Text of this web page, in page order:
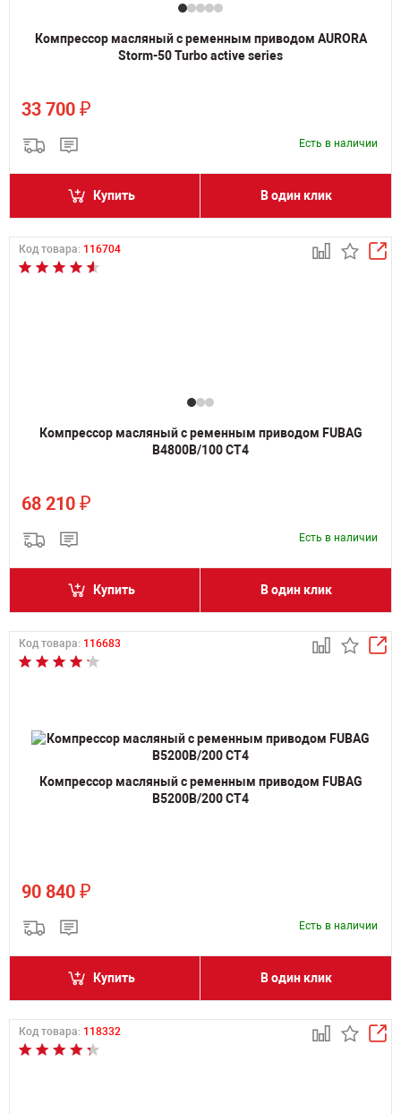
Компрессор масляный с ременным приводом AURORA
Storm-50 Turbo active series
33 700 ₽
Есть в наличии
Купить В один клик
Код товара: 116704
Компрессор масляный с ременным приводом FUBAG
B4800B/100 CT4
68 210 ₽
Есть в наличии
Купить В один клик
Код товара: 116683
Компрессор масляный с ременным приводом FUBAG
B5200B/200 СТ4
90 840 ₽
Есть в наличии
Купить В один клик
Код товара: 118332